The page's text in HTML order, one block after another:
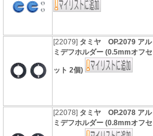
[22079] タミヤ OP.2079 アル
ミデフホルダー (0.5mmオフセ
ット 2個)
[22078] タミヤ OP.2078 アル
ミデフホルダー (0.8mmオフセ